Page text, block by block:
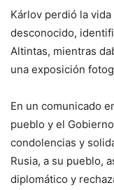
Kárlov perdió la
desconocido,
Altintas, mientras
una exposición
En un comunicado
pueblo y el
condolencias y
Rusia, a su pueblo,
diplomático y